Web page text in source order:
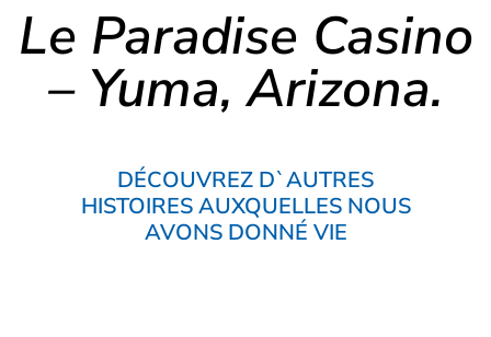
Le Paradise Casino
– Yuma, Arizona.
DÉCOUVREZ D`AUTRES
HISTOIRES AUXQUELLES NOUS
AVONS DONNÉ VIE